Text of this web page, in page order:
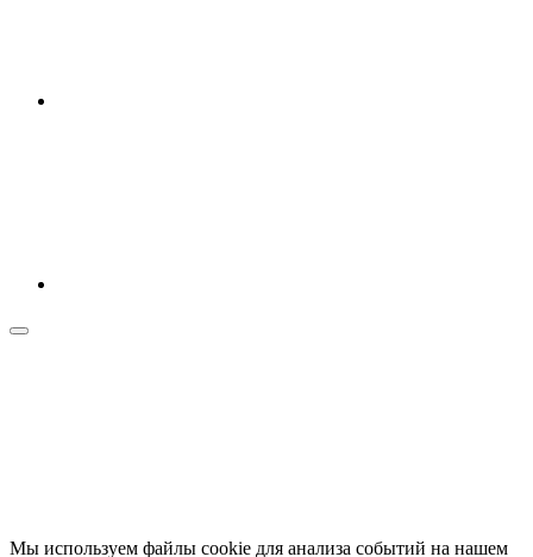
Мы используем файлы cookie для анализа событий на нашем